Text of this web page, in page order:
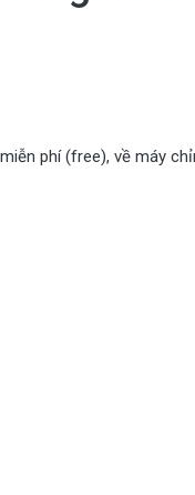
phí (free), về máy